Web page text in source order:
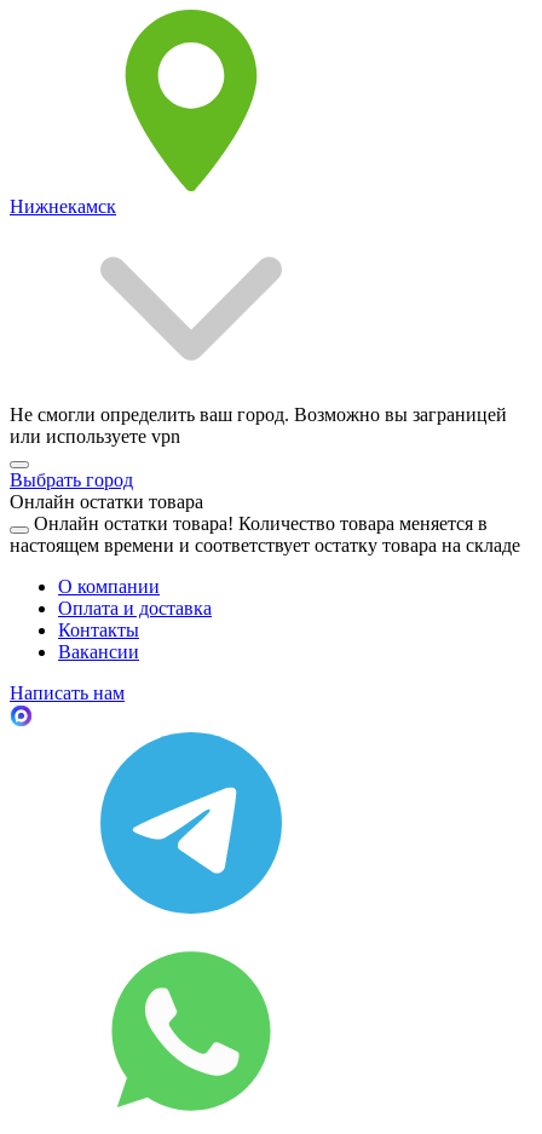
Нижнекамск
Не смогли определить ваш город. Возможно вы заграницей
или используете vpn
Выбрать город
Онлайн остатки товара
Онлайн остатки товара! Количество товара меняется в
настоящем времени и соответствует остатку товара на складе
О компании
Оплата и доставка
Контакты
Вакансии
Написать нам